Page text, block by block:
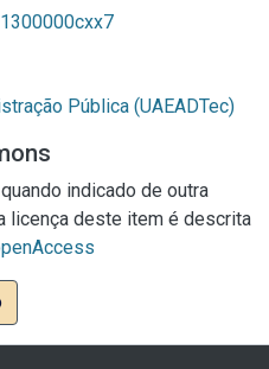
Pública (UAEADTec)
indicado de outra
licença deste item é descrita